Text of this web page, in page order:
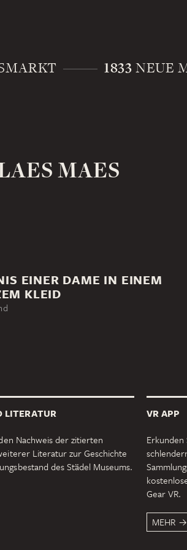
1833 NEUE
MAES
EINER DAME IN EINEM
KLEID
LITERATUR
Nachweis der zitierten
Literatur zur Geschichte
des Städel Museums.
VR APP
Gear VR.
MEHR